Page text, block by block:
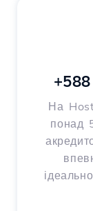
На
понад